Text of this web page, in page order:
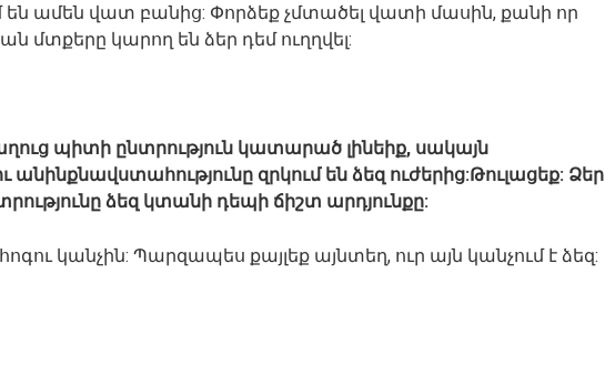
ամեն վատ բանից: Փորձեք չմտածել վատի մասին, քանի որ
մտքերը կարող են ձեր դեմ ուղղվել:
պիտի ընտրություն կատարած լինեիք, սակայն
անինքնավստահությունը զրկում են ձեզ ուժերից:Թուլացեք: Ձեր
ձեզ կտանի դեպի ճիշտ արդյունքը:
կանչին: Պարզապես քայլեք այնտեղ, ուր այն կանչում է ձեզ: